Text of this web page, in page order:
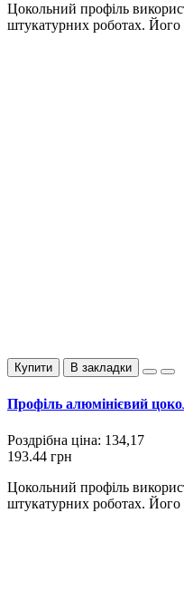
Цокольний профіль
штукатурних роботах. Його
Купити В закладки
Профіль алюмінієвий
Роздрібна ціна: 134,17
193.44 грн
Цокольний профіль
штукатурних роботах. Його